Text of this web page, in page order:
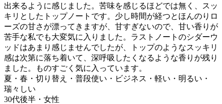
出来るように感じました。苦味を感じるほどでは無く、スッ
キリとしたトップノートです。少し時間が経つとほんのりロ
ーズの甘さが漂ってきますが、甘すぎないので、甘い香りが
苦手な私でも大変気に入りました。ラストノートのシダーウ
ッドはあまり感じませんでしたが、トップのようなスッキリ
感は次第に落ち着いて、深呼吸したくなるような香りが残り
ました。ものすごく気に入っています。
夏・春・切り替え・普段使い・ビジネス・軽い・明るい・
瑞々しい
30代後半 ・ 女性